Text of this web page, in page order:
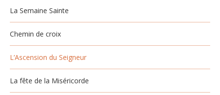
La Semaine Sainte
Chemin de croix
L’Ascension du Seigneur
La fête de la Miséricorde